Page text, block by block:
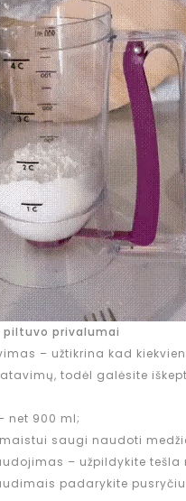
piltuvo privalumai
– užtikrina kad
todėl galėsite
net 900 ml;
maistui saugi naudoti
– užpildykite tešla
padarykite